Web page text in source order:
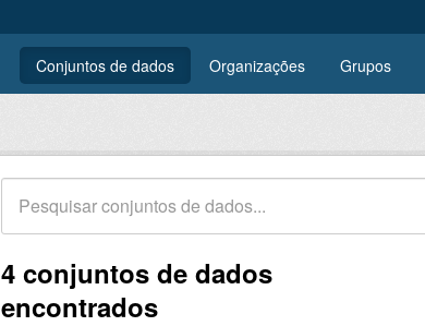
Conjuntos de dados Organizações Grupos
4 conjuntos de dados
encontrados